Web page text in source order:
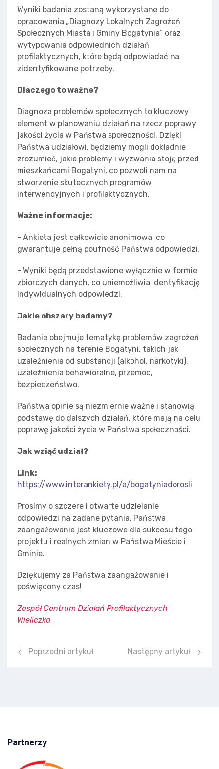
Wyniki badania zostaną wykorzystane do
opracowania „Diagnozy Lokalnych Zagrożeń
Społecznych Miasta i Gminy Bogatynia” oraz
wytypowania odpowiednich działań
profilaktycznych, które będą odpowiadać na
zidentyfikowane potrzeby.
Dlaczego to ważne?
Diagnoza problemów społecznych to kluczowy
element w planowaniu działań na rzecz poprawy
jakości życia w Państwa społeczności. Dzięki
Państwa udziałowi, będziemy mogli dokładnie
zrozumieć, jakie problemy i wyzwania stoją przed
mieszkańcami Bogatyni, co pozwoli nam na
stworzenie skutecznych programów
interwencyjnych i profilaktycznych.
Ważne informacje:
- Ankieta jest całkowicie anonimowa, co
gwarantuje pełną poufność Państwa odpowiedzi.
- Wyniki będą przedstawione wyłącznie w formie
zbiorczych danych, co uniemożliwia identyfikację
indywidualnych odpowiedzi.
Jakie obszary badamy?
Badanie obejmuje tematykę problemów zagrożeń
społecznych na terenie Bogatyni, takich jak
uzależnienia od substancji (alkohol, narkotyki),
uzależnienia behawioralne, przemoc,
bezpieczeństwo.
Państwa opinie są niezmiernie ważne i stanowią
podstawę do dalszych działań, które mają na celu
poprawę jakości życia w Państwa społeczności.
Jak wziąć udział?
Link:
https://www.interankiety.pl/a/bogatyniadorosli
Prosimy o szczere i otwarte udzielanie
odpowiedzi na zadane pytania. Państwa
zaangażowanie jest kluczowe dla sukcesu tego
projektu i realnych zmian w Państwa Mieście i
Gminie.
Dziękujemy za Państwa zaangażowanie i
poświęcony czas!
Zespół Centrum Działań Profilaktycznych
Wieliczka
Poprzedni artykuł: Wykaz podręczników na rok 2025/
Poprzedni artykuł Następny artykuł:
Następny artykuł
Partnerzy